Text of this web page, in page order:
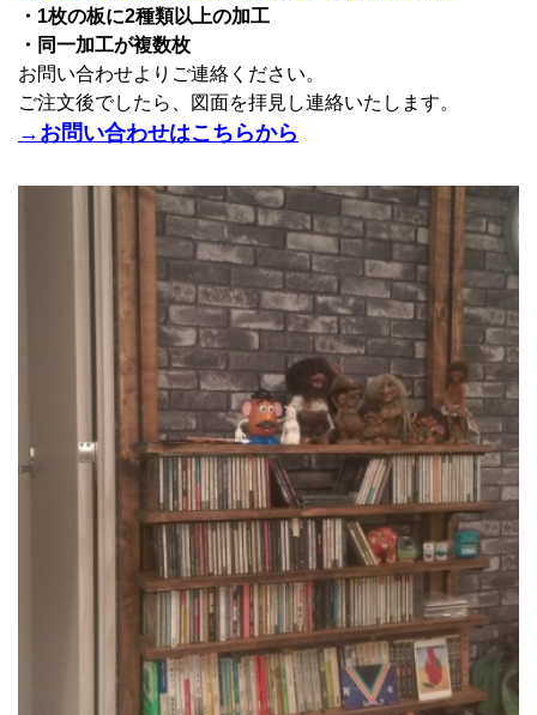
・1枚の板に2種類以上の加工
・同一加工が複数枚
お問い合わせよりご連絡ください。
ご注文後でしたら、図面を拝見し連絡いたします。
→お問い合わせはこちらから